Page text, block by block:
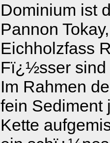
Dominium ist
Pannon
Eichholzfass
Fï¿½sser sind
Im Rahmen
fein Sediment
Kette